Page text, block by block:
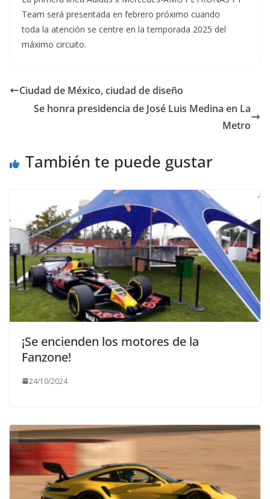
Team será presentada en febrero próximo cuando
toda la atención se centre en la temporada 2025 del
máximo circuito.
Ciudad de México, ciudad de diseño
Se honra presidencia de José Luis Medina en La
Metro
También te puede gustar
¡Se encienden los motores de la
Fanzone!
24/10/2024